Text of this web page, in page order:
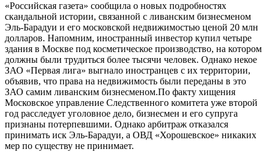
«Российская газета» сообщила о новых подробностях
скандальной истории, связанной с ливанским бизнесменом
Эль-Барадуи и его московской недвижимостью ценой 20 млн
долларов. Напомним, иностранный инвестор купил четыре
здания в Москве под косметическое производство, на котором
должны были трудиться более тысячи человек. Однако некое
ЗАО «Первая лига» выгнало иностранцев с их территории,
объявив, что права на недвижимость были переданы в это
ЗАО самим ливанским бизнесменом.По факту хищения
Московское управление Следственного комитета уже второй
год расследует уголовное дело, бизнесмен и его супруга
признаны потерпевшими. Однако арбитраж отказался
принимать иск Эль-Барадуи, а ОВД «Хорошевское» никаких
мер по существу не принимает.